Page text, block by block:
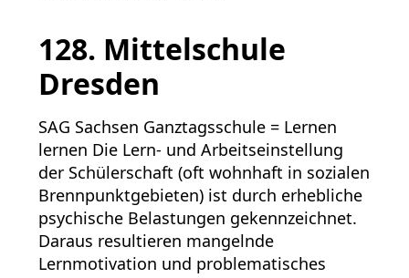
128. Mittelschule
Dresden
SAG Sachsen Ganztagsschule = Lernen
lernen Die Lern- und Arbeitseinstellung
der Schülerschaft (oft wohnhaft in sozialen
Brennpunktgebieten) ist durch erhebliche
psychische Belastungen gekennzeichnet.
Daraus resultieren mangelnde
Lernmotivation und problematisches